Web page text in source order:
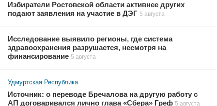
Избиратели Ростовской области активнее других
подают заявления на участие в ДЭГ 5 августа
Исследование выявило регионы, где система
здравоохранения разрушается, несмотря на
финансирование 5 августа
Удмуртская Республика
Источник: о переводе Бречалова на другую работу с
АП договаривался лично глава «Сбера» Греф 5 августа